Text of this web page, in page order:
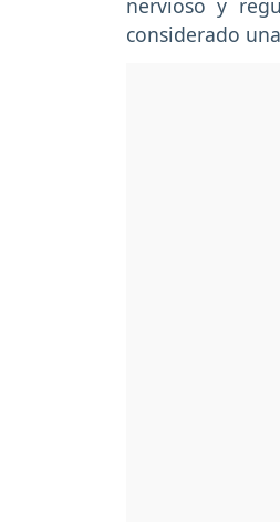
nervioso y
considerado